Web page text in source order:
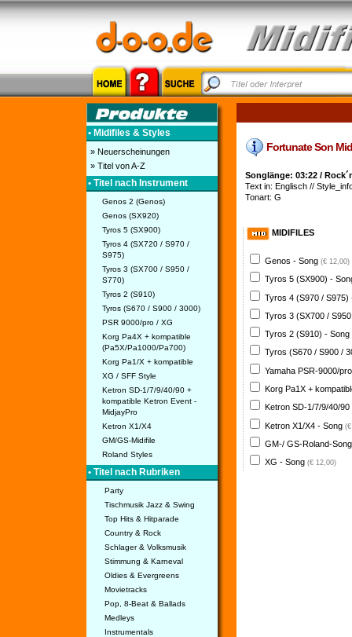
• Midifiles & Styles
» Neuerscheinungen
» Titel von A-Z
• Titel nach Instrument
Genos 2 (Genos)
Genos (SX920)
Tyros 5 (SX900)
Tyros 4 (SX720 / S970 /
S975)
Tyros 3 (SX700 / S950 /
S770)
Tyros 2 (S910)
Tyros (S670 / S900 / 3000)
PSR 9000/pro / XG
Korg Pa4X + kompatible
(Pa5X/Pa1000/Pa700)
Korg Pa1/X + kompatible
XG / SFF Style
Ketron SD-1/7/9/40/90 +
kompatible Ketron Event -
MidjayPro
Ketron X1/X4
GM/GS-Midifile
Roland Styles
• Titel nach Rubriken
Party
Tischmusik Jazz & Swing
Top Hits & Hitparade
Country & Rock
Schlager & Volksmusik
Stimmung & Karneval
Oldies & Evergreens
Movietracks
Pop, 8-Beat & Ballads
Medleys
Instrumentals
Fortunate Son
Songlänge: 03:22 /
Text in: Englisch //
Tonart: G
MIDIFILES
Genos - Song (€ 12,00)
Tyros 5 (SX900) -
Tyros 4 (S970 /
Tyros 3 (SX700 /
Tyros 2 (S910) - Song
Tyros (S670 / S900 /
Yamaha PSR-9000/
Korg Pa1X +
Ketron SD-1/7/9/40/
Ketron X1/X4 - Song
GM-/ GS-Roland-
XG - Song (€ 12,00)